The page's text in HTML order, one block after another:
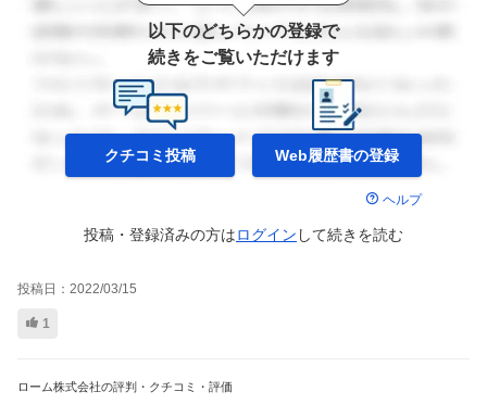
以下のどちらかの登録で
続きをご覧いただけます
クチコミ投稿 Web履歴書の登録
ヘルプ
投稿・登録済みの方はログイン して続きを読む
投稿日： 2022/03/15
1
ローム株式会社の評判・クチコミ・評価